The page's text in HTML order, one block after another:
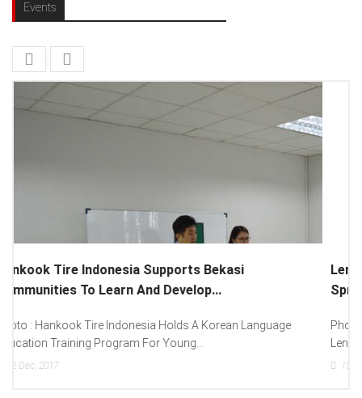
Events
Lenovo Introduced New Brand Ambassador To
Spread “Different Is Better”...
Photo : (From Left To Right) Helmy Susanto (Consumer Lead
Lenovo Indonesia), Andien Aisyah...
15Dec, 2017